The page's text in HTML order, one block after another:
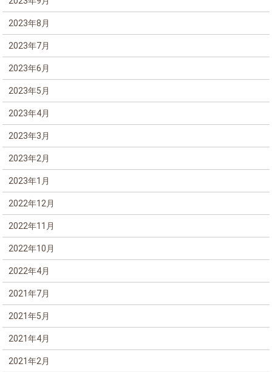
2023年8月
2023年7月
2023年6月
2023年5月
2023年4月
2023年3月
2023年2月
2023年1月
2022年12月
2022年11月
2022年10月
2022年4月
2021年7月
2021年5月
2021年4月
2021年2月